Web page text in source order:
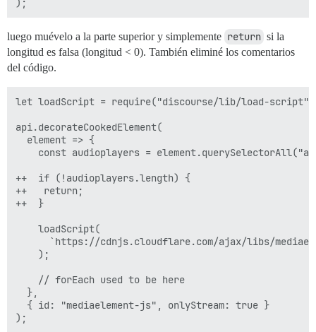
luego muévelo a la parte superior y simplemente return si la
longitud es falsa (longitud < 0). También eliminé los comentarios
del código.
let loadScript = require("discourse/lib/load-
api.decorateCookedElement(
  element => {
const audioplayers =
++  if (!audioplayers.length) {
++   return;
++  }
    loadScript(
`https://cdnjs.cloudflare.com/ajax/libs/
    );
    // forEach used to be here
  },
  { id: "mediaelement-js", onlyStream: true }